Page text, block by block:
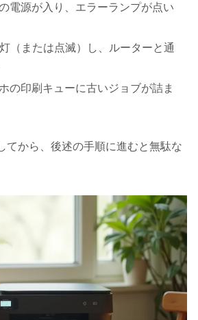
電源が入り、エラーランプが点い
（または点滅）し、ルーターと通
の印刷キューに古いジョブが詰ま
てから、後述の手順に進むと無駄な